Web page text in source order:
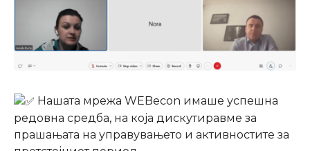
Нашата мрежа WEBecon имаше успешна
редовна средба, на која дискутиравме за
прашањата на управувањето и активностите за